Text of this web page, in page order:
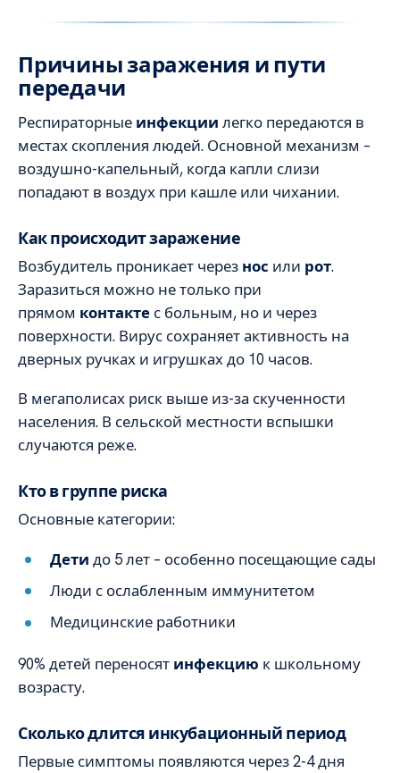
Причины заражения и пути
передачи
Респираторные инфекции легко передаются в
местах скопления людей. Основной механизм –
воздушно-капельный, когда капли слизи
попадают в воздух при кашле или чихании.
Как происходит заражение
Возбудитель проникает через нос или рот.
Заразиться можно не только при
прямом контакте с больным, но и через
поверхности. Вирус сохраняет активность на
дверных ручках и игрушках до 10 часов.
В мегаполисах риск выше из-за скученности
населения. В сельской местности вспышки
случаются реже.
Кто в группе риска
Основные категории:
Дети до 5 лет – особенно посещающие сады
Люди с ослабленным иммунитетом
Медицинские работники
90% детей переносят инфекцию к школьному
возрасту.
Сколько длится инкубационный период
Первые симптомы появляются через 2-4 дня